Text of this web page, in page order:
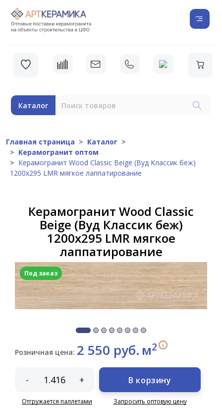
Каталог
Главная страница
Каталог
Керамогранит оптом
Керамогранит Wood Classic Beige (Вуд Классик беж)
1200x295 LMR мягкое лаппатирование
Керамогранит Wood Classic
Beige (Вуд Классик беж)
1200x295 LMR мягкое
лаппатирование
Под заказ
Розничная цена: 2 550 руб. м2 i
- +
Отгружается паллетами
В корзину
Запросить оптовую цену